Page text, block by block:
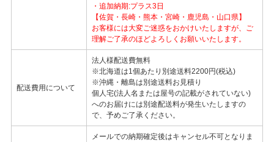
・追加納期:プラス3日
【佐賀・長崎・熊本・宮崎・鹿児島・山口県】
お客様には大変ご迷惑をおかけいたしますが、ご
理解ご了承のほどよろしくお願いいたします。
配送費用について
法人様配送費無料
※北海道は1個あたり別途送料2200円(税込)
※沖縄・離島は別途送料お見積り
個人宅(法人名または屋号の記載がされていない)
へのお届けには別途配送料が発生いたしますの
で、予めご了承ください。
メールでの納期確定後はキャンセル不可となりま